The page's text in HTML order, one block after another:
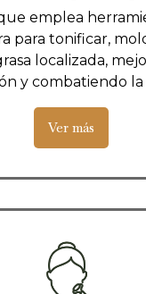
emplea
para tonificar,
localizada,
y combatiendo la
Ver más